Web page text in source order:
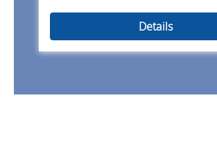
Details